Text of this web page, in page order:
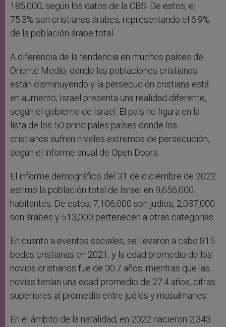
185,000, según los datos de la CBS. De estos, el
75.3% son cristianos árabes, representando el 6.9%
de la población árabe total.
A diferencia de la tendencia en muchos países de
Oriente Medio, donde las poblaciones cristianas
están disminuyendo y la persecución cristiana está
en aumento, Israel presenta una realidad diferente,
según el gobierno de Israel. El país no figura en la
lista de los 50 principales países donde los
cristianos sufren niveles extremos de persecución,
según el informe anual de Open Doors.
El informe demográfico del 31 de diciembre de 2022
estimó la población total de Israel en 9,656,000
habitantes. De estos, 7,106,000 son judíos, 2,037,000
son árabes y 513,000 pertenecen a otras categorías.
En cuanto a eventos sociales, se llevaron a cabo 815
bodas cristianas en 2021, y la edad promedio de los
novios cristianos fue de 30.7 años, mientras que las
novias tenían una edad promedio de 27.4 años, cifras
superiores al promedio entre judíos y musulmanes.
En el ámbito de la natalidad, en 2022 nacieron 2,343